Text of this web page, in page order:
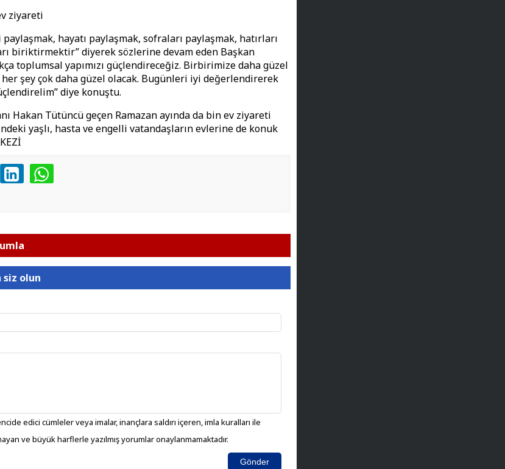
ziyareti
hayatı paylaşmak, sofraları paylaşmak, hatırları
biriktirmektir” diyerek sözlerine devam eden Başkan
toplumsal yapımızı güçlendireceğiz. Birbirimize daha güzel
her şey çok daha güzel olacak. Bugünleri iyi değerlendirerek
diye konuştu.
Hakan Tütüncü geçen Ramazan ayında da bin ev ziyareti
yaşlı, hasta ve engelli vatandaşların evlerine de konuk
olun
edici cümleler veya imalar, inançlara saldırı içeren, imla kuralları ile
ve büyük harflerle yazılmış yorumlar onaylanmamaktadır.
Gönder